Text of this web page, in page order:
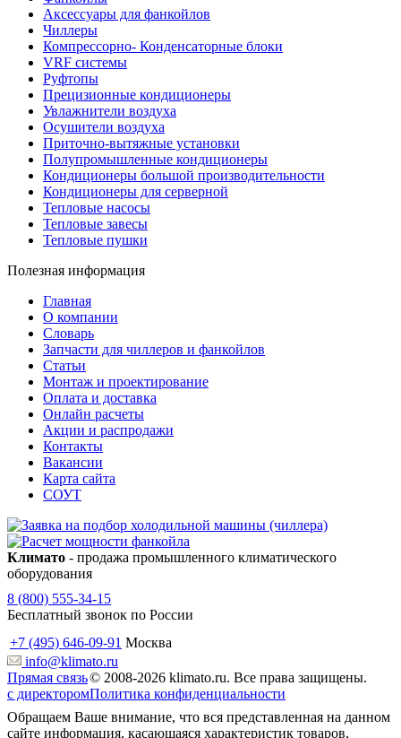
Аксессуары для фанкойлов
Чиллеры
Компрессорно- Конденсаторные блоки
VRF системы
Руфтопы
Прецизионные кондиционеры
Увлажнители воздуха
Осушители воздуха
Приточно-вытяжные установки
Полупромышленные кондиционеры
Кондиционеры большой производительности
Кондиционеры для серверной
Тепловые насосы
Тепловые завесы
Тепловые пушки
Полезная информация
Главная
О компании
Словарь
Запчасти для чиллеров и фанкойлов
Статьи
Монтаж и проектирование
Оплата и доставка
Онлайн расчеты
Акции и распродажи
Контакты
Вакансии
Карта сайта
СОУТ
Климато - продажа промышленного климатического
оборудования
8 (800) 555-34-15
Бесплатный звонок по России
+7 (495) 646-09-91 Москва
info@klimato.ru
Прямая связь
с директором
© 2008-2026 klimato.ru. Все права защищены.
Политика конфиденциальности
Обращаем Ваше внимание, что вся представленная на данном
сайте информация, касающаяся характеристик товаров,